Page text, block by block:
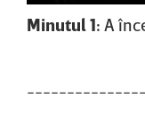
Minutul 1: A